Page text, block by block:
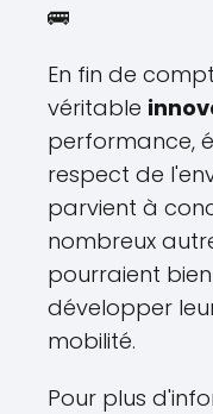
🚌
En fin de
véritable
performance,
respect de
parvient à
nombreux
pourraient
développer
mobilité.
Pour plus